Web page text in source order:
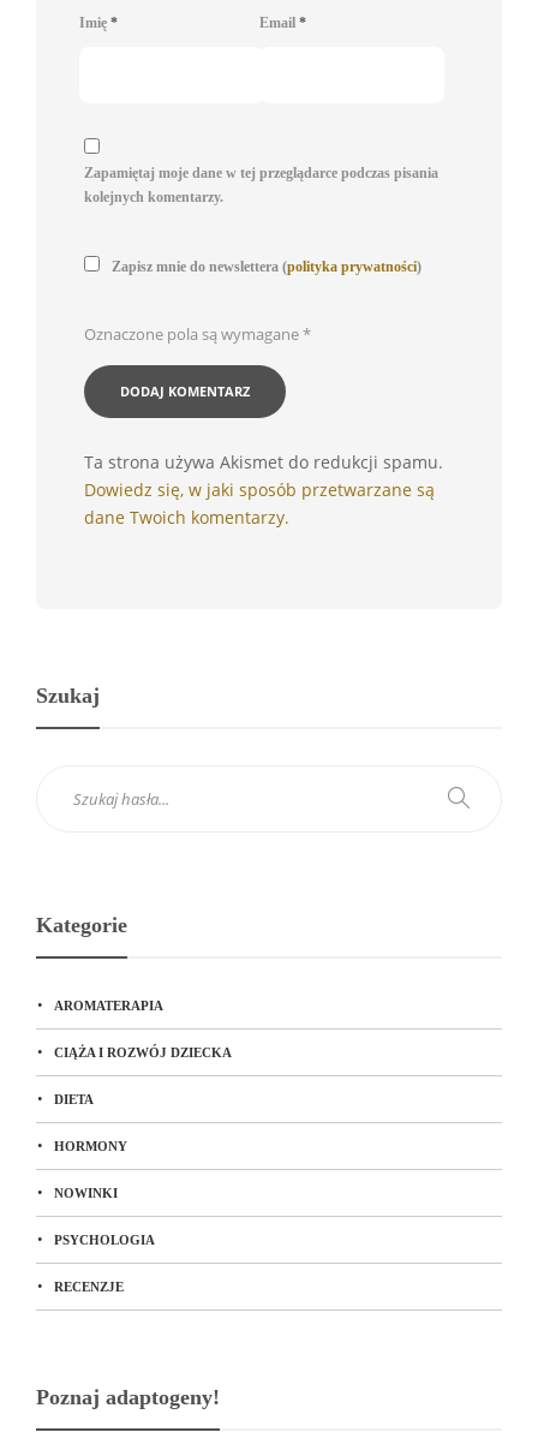
Imię * Email *
Zapamiętaj moje dane w tej przeglądarce podczas pisania
kolejnych komentarzy.
Zapisz mnie do newslettera (polityka prywatności)
Oznaczone pola są wymagane*
Ta strona używa Akismet do redukcji spamu.
Dowiedz się, w jaki sposób przetwarzane są
dane Twoich komentarzy.
Szukaj
Kategorie
AROMATERAPIA
CIĄŻA I ROZWÓJ DZIECKA
DIETA
HORMONY
NOWINKI
PSYCHOLOGIA
RECENZJE
Poznaj adaptogeny!